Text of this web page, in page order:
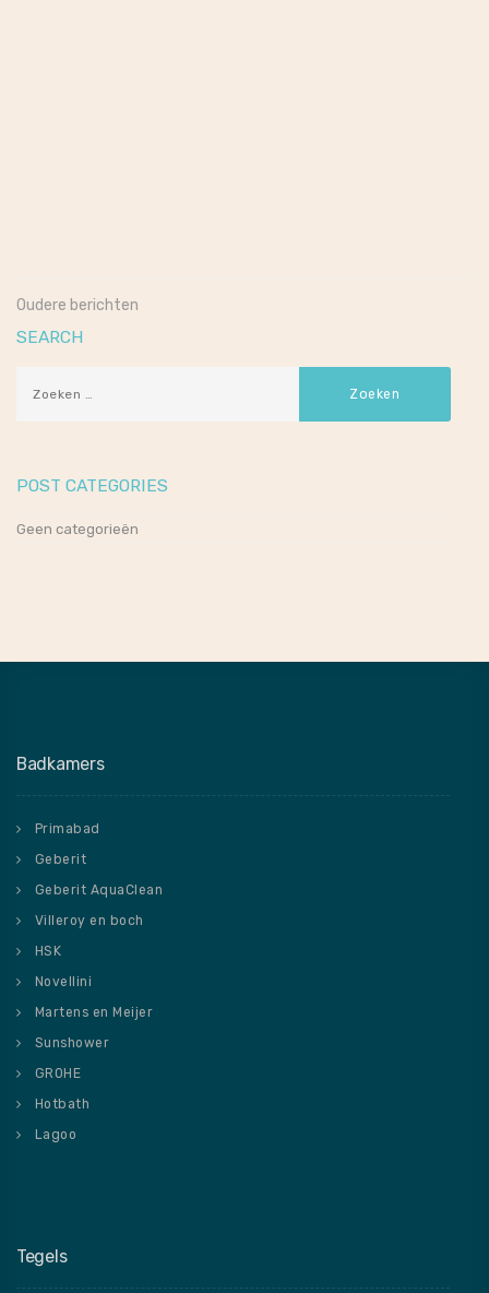
Oudere berichten
SEARCH
POST CATEGORIES
Geen categorieën
Badkamers
Primabad
Geberit
Geberit AquaClean
Villeroy en boch
HSK
Novellini
Martens en Meijer
Sunshower
GROHE
Hotbath
Lagoo
Tegels